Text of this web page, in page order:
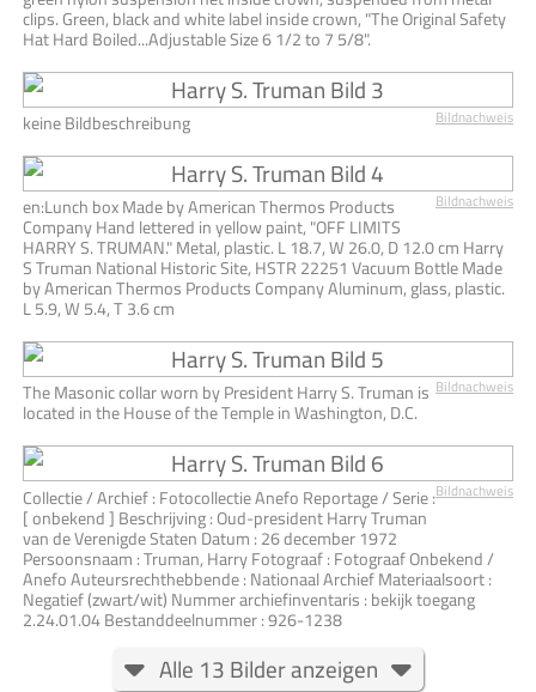
clips. Green, black and white label inside crown, "The Original Safety
Hat Hard Boiled...Adjustable Size 6 1/2 to 7 5/8".
Bildnachweis
keine Bildbeschreibung
Bildnachweis
en:Lunch box Made by American Thermos Products
Company Hand lettered in yellow paint, "OFF LIMITS
HARRY S. TRUMAN." Metal, plastic. L 18.7, W 26.0, D 12.0 cm Harry
S Truman National Historic Site, HSTR 22251 Vacuum Bottle Made
by American Thermos Products Company Aluminum, glass, plastic.
L 5.9, W 5.4, T 3.6 cm
Bildnachweis
The Masonic collar worn by President Harry S. Truman is
located in the House of the Temple in Washington, D.C.
Bildnachweis
Collectie / Archief : Fotocollectie Anefo Reportage / Serie :
[ onbekend ] Beschrijving : Oud-president Harry Truman
van de Verenigde Staten Datum : 26 december 1972
Persoonsnaam : Truman, Harry Fotograaf : Fotograaf Onbekend /
Anefo Auteursrechthebbende : Nationaal Archief Materiaalsoort :
Negatief (zwart/wit) Nummer archiefinventaris : bekijk toegang
2.24.01.04 Bestanddeelnummer : 926-1238
Alle 13 Bilder anzeigen